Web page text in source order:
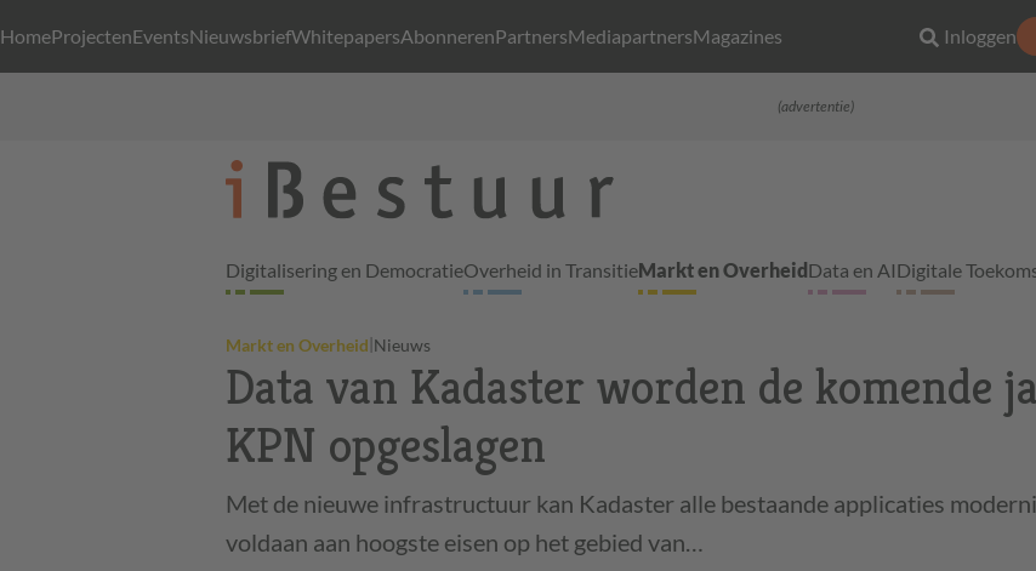
HomeProjectenEventsNieuwsbriefWhitepapersAbonnerenPartnersMediapartnersMagazines Inloggen
(advertentie)
Digitalisering en DemocratieOverheid in TransitieMarkt en Overheid Data en AIDigitale
Markt en Overheid|Nieuws
Data van Kadaster worden de komende
KPN opgeslagen
Met de nieuwe infrastructuur kan Kadaster alle bestaande applicaties
voldaan aan hoogste eisen op het gebied van…